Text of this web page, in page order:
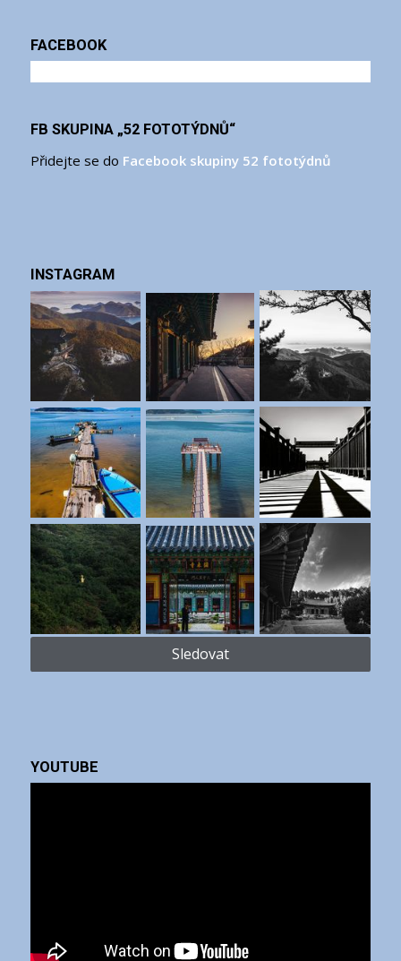
FACEBOOK
FB SKUPINA „52 FOTOTÝDNŮ“
Přidejte se do Facebook skupiny 52 fototýdnů
INSTAGRAM
Sledovat
YOUTUBE